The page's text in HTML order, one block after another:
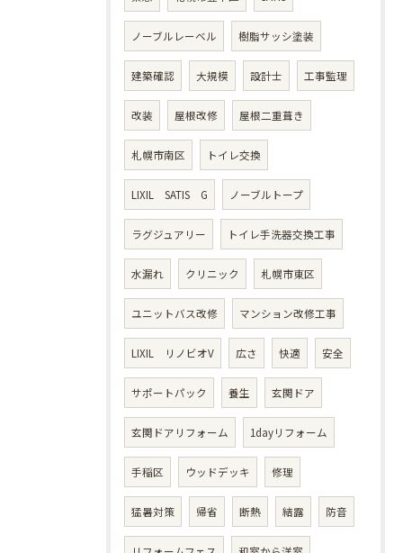
ノーブルレーベル 樹脂サッシ塗装
建築確認 大規模 設計士 工事監理
改装 屋根改修 屋根二重葺き
札幌市南区 トイレ交換
LIXIL SATIS G ノーブルトープ
ラグジュアリー トイレ手洗器交換工事
水漏れ クリニック 札幌市東区
ユニットバス改修 マンション改修工事
LIXIL リノビオV 広さ 快適 安全
サポートパック 養生 玄関ドア
玄関ドアリフォーム 1dayリフォーム
手稲区 ウッドデッキ 修理
猛暑対策 帰省 断熱 結露 防音